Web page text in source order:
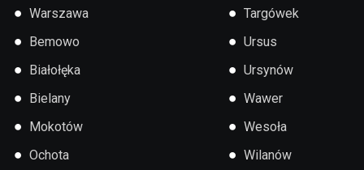
● Warszawa
● Bemowo
● Białołęka
● Bielany
● Mokotów
● Ochota
● Targówek
● Ursus
● Ursynów
● Wawer
● Wesoła
● Wilanów